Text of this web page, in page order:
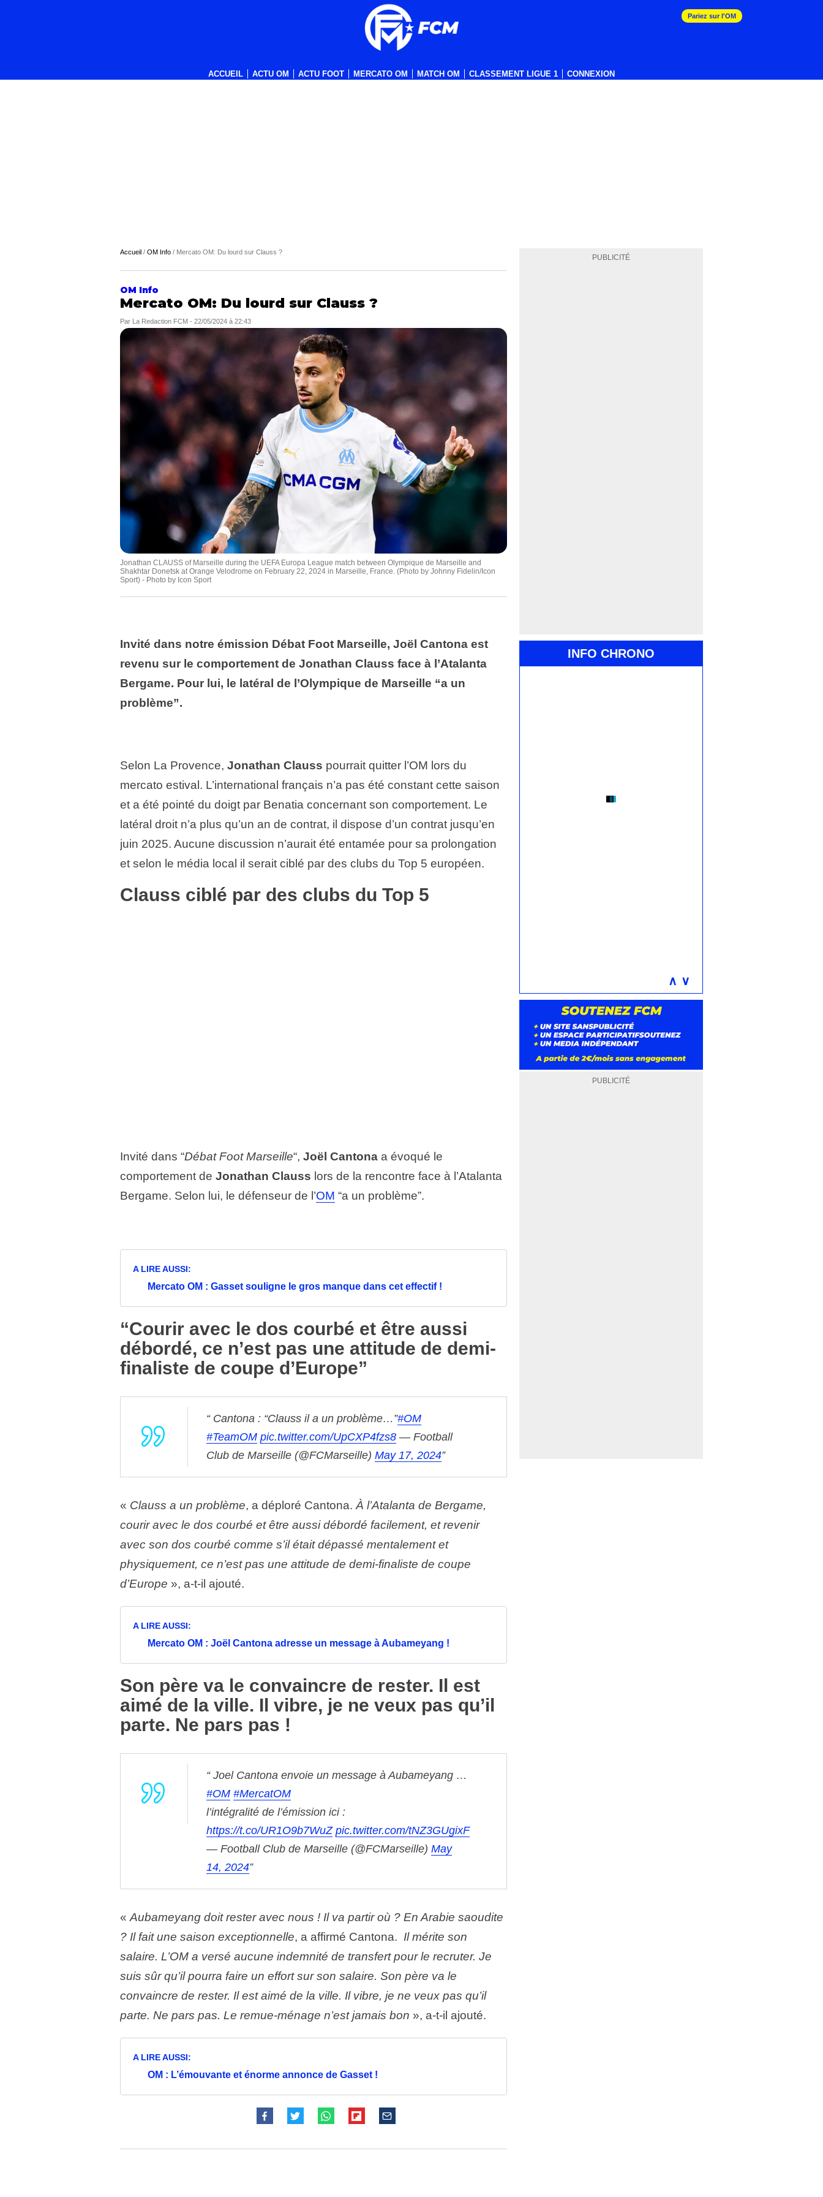
ACCUEIL ACTU OM ACTU FOOT MERCATO OM MATCH OM CLASSEMENT LIGUE 1 CONNEXION
Pariez sur l'OM
PUBLICITÉ
INFO CHRONO
∧ ∨
PUBLICITÉ
Accueil / OM Info / Mercato OM: Du lourd sur Clauss ?
OM Info
Mercato OM: Du lourd sur Clauss ?
Par La Redaction FCM - 22/05/2024 à 22:43
Jonathan CLAUSS of Marseille during the UEFA Europa League match between Olympique de Marseille and
Shakhtar Donetsk at Orange Velodrome on February 22, 2024 in Marseille, France. (Photo by Johnny Fidelin/Icon
Sport) - Photo by Icon Sport
Invité dans notre émission Débat Foot Marseille, Joël Cantona est
revenu sur le comportement de Jonathan Clauss face à l’Atalanta
Bergame. Pour lui, le latéral de l’Olympique de Marseille “a un
problème”.
Selon La Provence, Jonathan Clauss pourrait quitter l’OM lors du
mercato estival. L’international français n’a pas été constant cette saison
et a été pointé du doigt par Benatia concernant son comportement. Le
latéral droit n’a plus qu’un an de contrat, il dispose d’un contrat jusqu’en
juin 2025. Aucune discussion n’aurait été entamée pour sa prolongation
et selon le média local il serait ciblé par des clubs du Top 5 européen.
Clauss ciblé par des clubs du Top 5
Invité dans “Débat Foot Marseille“, Joël Cantona a évoqué le
comportement de Jonathan Clauss lors de la rencontre face à l’Atalanta
Bergame. Selon lui, le défenseur de l’OM “a un problème”.
A LIRE AUSSI:
Mercato OM : Gasset souligne le gros manque dans cet effectif !
“Courir avec le dos courbé et être aussi
débordé, ce n’est pas une attitude de demi-
finaliste de coupe d’Europe”
Cantona : “Clauss il a un problème…”#OM
#TeamOM pic.twitter.com/UpCXP4fzs8 — Football
Club de Marseille (@FCMarseille) May 17, 2024
« Clauss a un problème, a déploré Cantona. À l’Atalanta de Bergame,
courir avec le dos courbé et être aussi débordé facilement, et revenir
avec son dos courbé comme s’il était dépassé mentalement et
physiquement, ce n’est pas une attitude de demi-finaliste de coupe
d’Europe », a-t-il ajouté.
A LIRE AUSSI:
Mercato OM : Joël Cantona adresse un message à Aubameyang !
Son père va le convaincre de rester. Il est
aimé de la ville. Il vibre, je ne veux pas qu’il
parte. Ne pars pas !
Joel Cantona envoie un message à Aubameyang …
#OM #MercatOM
l’intégralité de l’émission ici :
https://t.co/UR1O9b7WuZ pic.twitter.com/tNZ3GUgixF
— Football Club de Marseille (@FCMarseille) May
14, 2024
« Aubameyang doit rester avec nous ! Il va partir où ? En Arabie saoudite
? Il fait une saison exceptionnelle, a affirmé Cantona. Il mérite son
salaire. L’OM a versé aucune indemnité de transfert pour le recruter. Je
suis sûr qu’il pourra faire un effort sur son salaire. Son père va le
convaincre de rester. Il est aimé de la ville. Il vibre, je ne veux pas qu’il
parte. Ne pars pas. Le remue-ménage n’est jamais bon », a-t-il ajouté.
A LIRE AUSSI:
OM : L’émouvante et énorme annonce de Gasset !